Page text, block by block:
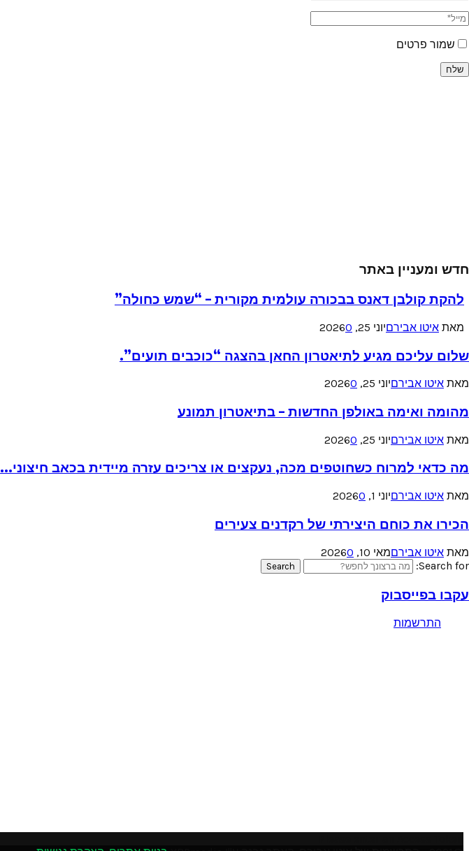
שמור פרטים
חדש ומעניין באתר
להקת קולבן דאנס בבכורה עולמית מקורית – “שמש כחולה”
מאת איטו אבירםיוני 25, 2026 0
שלום עליכם מגיע לתיאטרון החאן בהצגה “כוכבים תועים”.
מאת איטו אבירםיוני 25, 2026 0
מהומה ואימה באולפן החדשות – בתיאטרון תמונע
מאת איטו אבירםיוני 25, 2026 0
מה כדאי למרוח כשחוטפים מכה, נעקצים או צריכים עזרה מיידית בכאב חיצוני...
מאת איטו אבירםיוני 1, 2026 0
הכירו את כוחם היצירתי של רקדנים צעירים
מאת איטו אבירםמאי 10, 2026
0
Search for:
Search
עקבו בפייסבוק
התרשמות